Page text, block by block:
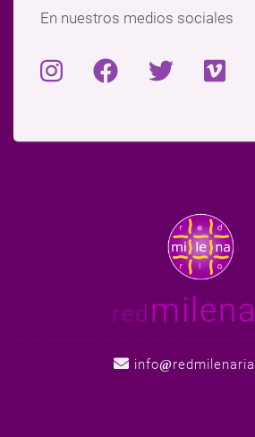
En nuestros medios sociales
red milena
info redmilenaria